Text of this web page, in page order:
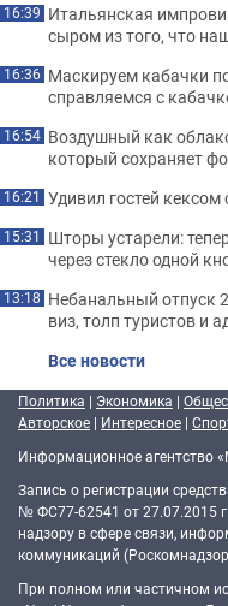
16:39 Итальянская
сыром из того, что
16:36 Маскируем кабачки
справляемся с
16:54 Воздушный как
который сохраняет
16:21 Удивил гостей кексом
15:31 Шторы устарели:
через стекло одной
13:18 Небанальный отпуск
виз, толп туристов и
Все новости
Политика | Экономика |
Авторское | Интересное |
Информационное агентство
Запись о регистрации
№ ФС77-62541 от 27.07.2015
надзору в сфере связи,
коммуникаций
При полном или частичном